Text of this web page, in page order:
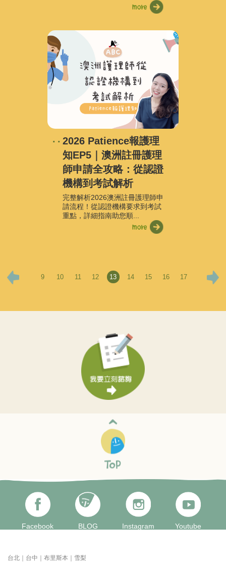
2026 Patience報護理
知EP5｜澳洲註冊護理
師申請全攻略：從認證
機構到考試解析
完整解析2026澳洲註冊護理師申
請流程！從認證機構要求到考試
重點，詳細指南助您順...
9 10 11 12 13 14 15 16 17
Facebook BLOG Instagram Youtube
台北｜台中｜布里斯本｜雪梨